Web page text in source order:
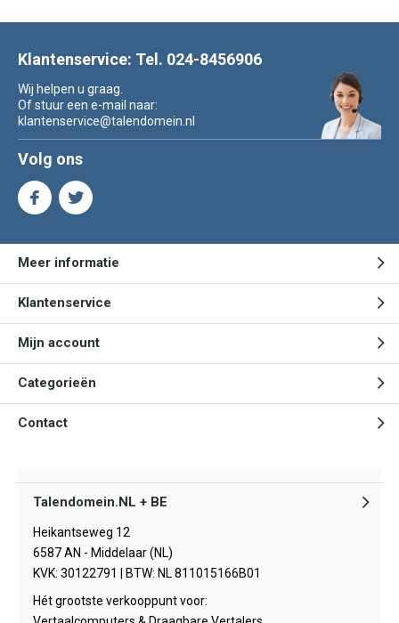
Klantenservice: Tel. 024-8456906
Wij helpen u graag.
Of stuur een e-mail naar:
klantenservice@talendomein.nl
Volg ons
Meer informatie
Klantenservice
Mijn account
Categorieën
Contact
Talendomein.NL + BE
Heikantseweg 12
6587 AN - Middelaar (NL)
KVK: 30122791 | BTW: NL 811015166B01
Hét grootste verkooppunt voor: